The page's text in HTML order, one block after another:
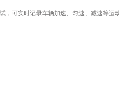
，可实时记录车辆加速、匀速、减速等运